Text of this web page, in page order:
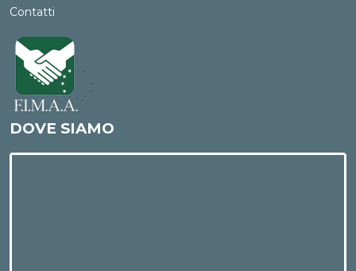
Contatti
DOVE SIAMO